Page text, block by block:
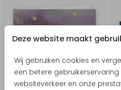
Deze website maakt
Wij gebruiken cookies en
een betere
websiteverkeer en onze